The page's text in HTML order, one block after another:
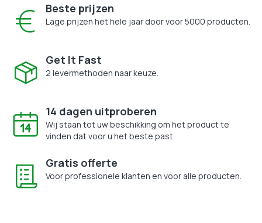
Beste prijzen
Lage prijzen het hele jaar door voor 5000 producten.
Get It Fast
2 levermethoden naar keuze.
14 dagen uitproberen
Wij staan tot uw beschikking om het product te
vinden dat voor u het beste past.
Gratis offerte
Voor professionele klanten en voor alle producten.